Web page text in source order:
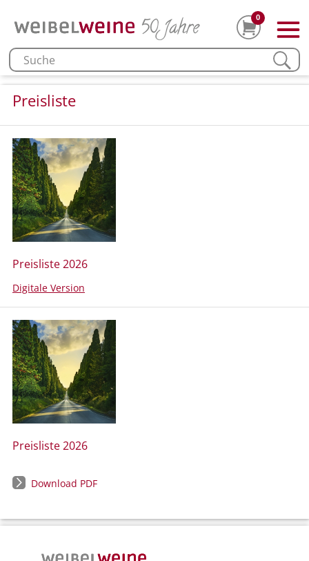
0
Preisliste
Preisliste 2026
Digitale Version
Preisliste 2026
Download PDF